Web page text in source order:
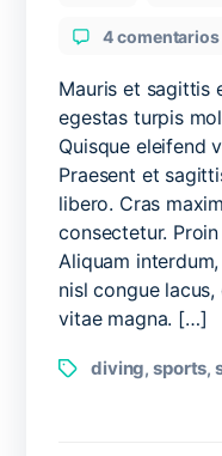
4 comentarios
Mauris et sagittis
egestas turpis
Quisque eleifend
Praesent et
libero. Cras
consectetur.
Aliquam
nisl congue
vitae magna. […]
Tagsdiving,sports,